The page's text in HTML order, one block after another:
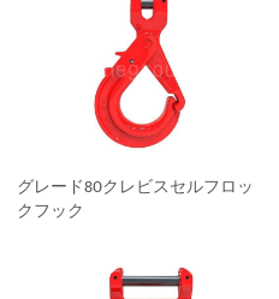
グレード80クレビスセルフロッ
クフック